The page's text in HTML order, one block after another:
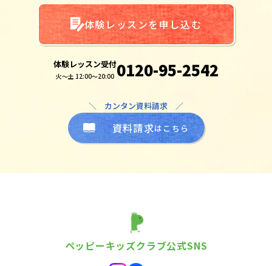
体験レッスンを申し込む
体験レッスン受付
火～土 12:00～20:00 0120-95-2542
＼ カンタン資料請求 ／
資料請求はこちら
ペッピーキッズクラブ公式SNS